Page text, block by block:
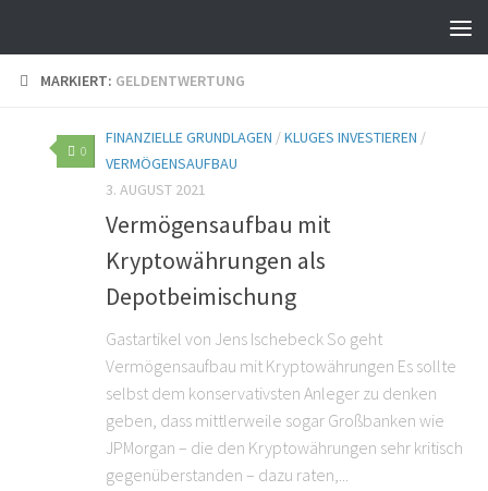
MARKIERT: GELDENTWERTUNG
0
FINANZIELLE GRUNDLAGEN /KLUGES INVESTIEREN /
VERMÖGENSAUFBAU
3. AUGUST 2021
Vermögensaufbau mit
Kryptowährungen als
Depotbeimischung
Gastartikel von Jens Ischebeck So geht
Vermögensaufbau mit Kryptowährungen Es sollte
selbst dem konservativsten Anleger zu denken
geben, dass mittlerweile sogar Großbanken wie
JPMorgan – die den Kryptowährungen sehr kritisch
gegenüberstanden – dazu raten,...